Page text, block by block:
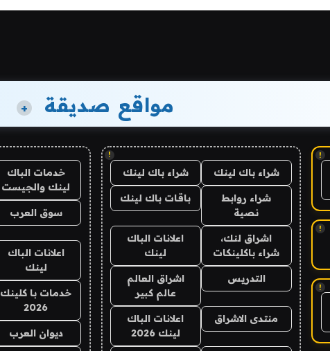
مواقع صديقة +
!
!
!
!
شراء باك لينك شراء باك لينك
شراء روابط
نصية
باقات باك لينك
اشراق لنك،
شراء باكلينكات
اعلانات الباك
لينك
التدريس
اشراق العالم
عالم كبير
منتدى الاشراق
اعلانات الباك
لينك 2026
خدمات الباك
لينك والجيست
سوق العرب
اعلانات الباك
لينك
خدمات با كلينك
2026
ديوان العرب